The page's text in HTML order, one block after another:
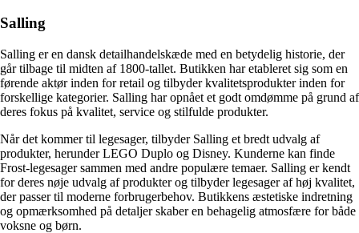
Salling
Salling er en dansk detailhandelskæde med en betydelig historie, der
går tilbage til midten af 1800-tallet. Butikken har etableret sig som en
førende aktør inden for retail og tilbyder kvalitetsprodukter inden for
forskellige kategorier. Salling har opnået et godt omdømme på grund af
deres fokus på kvalitet, service og stilfulde produkter.
Når det kommer til legesager, tilbyder Salling et bredt udvalg af
produkter, herunder LEGO Duplo og Disney. Kunderne kan finde
Frost-legesager sammen med andre populære temaer. Salling er kendt
for deres nøje udvalg af produkter og tilbyder legesager af høj kvalitet,
der passer til moderne forbrugerbehov. Butikkens æstetiske indretning
og opmærksomhed på detaljer skaber en behagelig atmosfære for både
voksne og børn.